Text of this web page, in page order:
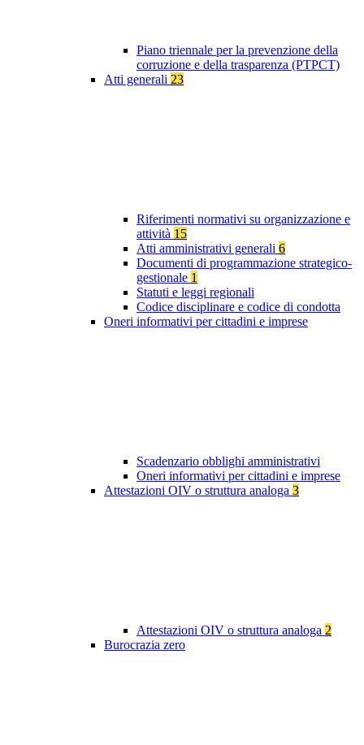
Piano triennale per la prevenzione della
corruzione e della trasparenza (PTPCT)
Atti generali 23
Riferimenti normativi su organizzazione e
attività 15
Atti amministrativi generali 6
Documenti di programmazione strategico-
gestionale 1
Statuti e leggi regionali
Codice disciplinare e codice di condotta
Oneri informativi per cittadini e imprese
Scadenzario obblighi amministrativi
Oneri informativi per cittadini e imprese
Attestazioni OIV o struttura analoga 3
Attestazioni OIV o struttura analoga 2
Burocrazia zero